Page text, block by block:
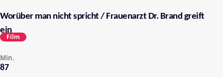
Worüber man nicht spricht / Frauenarzt Dr. Brand greift
ein
87
Min.
Film